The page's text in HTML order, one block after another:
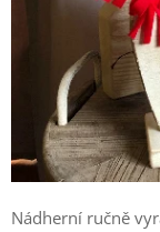
Nádherní ručně